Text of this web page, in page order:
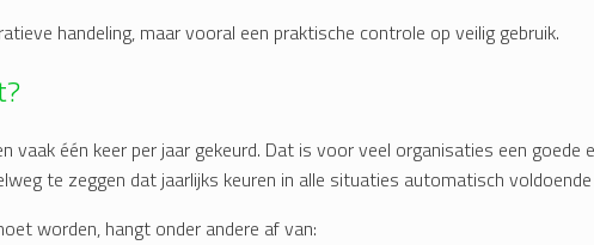
handeling, maar vooral een praktische controle op veilig gebruik.
vaak één keer per jaar gekeurd. Dat is voor veel organisaties een goede
te zeggen dat jaarlijks keuren in alle situaties automatisch
worden, hangt onder andere af van: